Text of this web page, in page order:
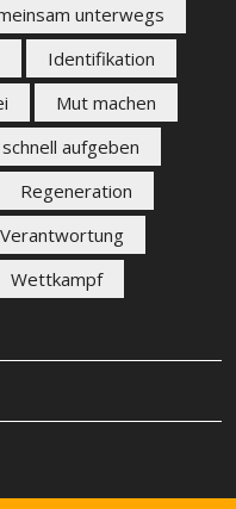
unterwegs
Identifikation
Mut machen
aufgeben
Regeneration
Verantwortung
Wettkampf